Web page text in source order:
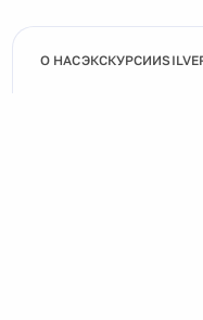
О НАСЭКСКУРСИИ